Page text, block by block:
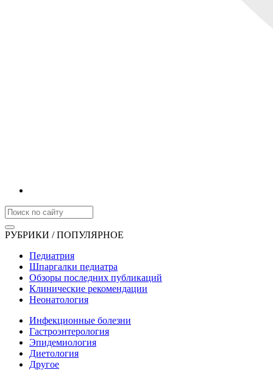
РУБРИКИ / ПОПУЛЯРНОЕ
Педиатрия
Шпаргалки педиатра
Обзоры последних публикаций
Клинические рекомендации
Неонатология
Инфекционные болезни
Гастроэнтерология
Эпидемиология
Диетология
Другое